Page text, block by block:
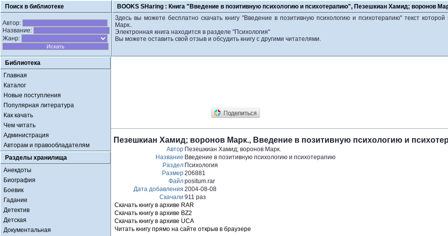
Поиск в библиотеке BOOKS SHaring : Книга "Введение в позитивную психологию и психотерапию", Пезешкиан Хамид; воронов
Автор:
Название:
Жанр:
Здесь вы можете бесплатно скачать книгу "Введение в позитивную психологию и психотерапию" текст
Марк..
Электронная книга находится в разделе "Психология"
Вы можете оставить свой отзыв и обсудить книгу с другими читателями.
Библиотека
Главная
Каталог
Новые поступления
Популярная литература
Как качать
Чем читать
Администрация
Авторам и правообладателям
Разделы хранилища
Анекдоты
Биография
Боевик
Гадание
Детектив
Детская
Документальная
Пезешкиан Хамид; воронов Марк., Введение в позитивную психологию и
Автор Пезешкиан Хамид; воронов Марк.
Название Введение в позитивную психологию и психотерапию
Раздел Психология
Размер206881
Файлpositum.rar
Дата добавления 2004-08-08
Скачали 911 раз
Скачать книгу в архиве RAR
Скачать книгу в архиве BZ2
Скачать книгу в архиве UCA
Читать книгу прямо на сайте открыв в браузере